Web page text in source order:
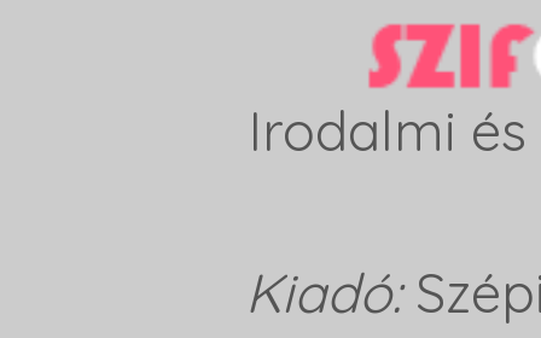
Irodalmi
Kiadó: